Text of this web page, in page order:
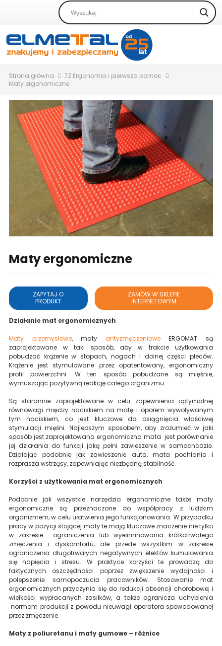
Strona główna
7Z Ergonomia i pierwsza pomoc
Maty ergonomiczne
Maty ergonomiczne
ZAPYTAJ O
PRODUKT
ZAMÓW W SKLEPIE
INTERNETOWYM
Działanie mat ergonomicznych
Maty przemysłowe, maty antyzmęczenioweERGOMAT są
zaprojektowane w taki sposób, aby w trakcie użytkowania
pobudzać krążenie w stopach, nogach i dolnej części pleców.
Krążenie jest stymulowane przez opatentowany, ergonomiczny
profil powierzchni. W ten sposób pobudzane są mięśnie,
wymuszając pozytywną reakcję całego organizmu.
Są starannie zaprojektowane w celu zapewnienia optymalnej
równowagi między naciskiem na matę i oporem wywoływanym
tym naciskiem, co jest kluczowe do osiągnięcia właściwej
stymulacji mięśni. Najlepszym sposobem, aby zrozumieć w jaki
sposób jest zaprojektowana ergonomiczna mata jest porównanie
jej działania do funkcji jaką pełni zawieszenie w samochodzie.
Działając podobnie jak zawieszenie auta, mata pochłania i
rozprasza wstrząsy, zapewniając niezbędną stabilność.
Korzyści z użytkowania mat ergonomicznych
Podobnie jak wszystkie narzędzia ergonomiczne także maty
ergonomiczne są przeznaczone do współpracy z ludzkim
organizmem, w celu ułatwienia jego funkcjonowania. W przypadku
pracy w pozycji stojącej maty te mają kluczowe znaczenie nie tylko
w zakresie ograniczenia lub wyeliminowania krótkotrwałego
zmęczenia i dyskomfortu, ale przede wszystkim w zakresie
ograniczenia długotrwałych negatywnych efektów kumulowania
się napięcia i stresu. W praktyce korzyści te prowadzą do
faktycznych oszczędności poprzez zwiększenie wydajności i
polepszenie samopoczucia pracowników. Stosowanie mat
ergonomicznych przyczynia się do redukcji absencji chorobowej i
wielkości wypłacanych zasiłków, a także ogranicza uchybienia
normom produkcji z powodu nieuwagi operatora spowodowanej
przez zmęczenie.
Maty z poliuretanu i maty gumowe – różnice